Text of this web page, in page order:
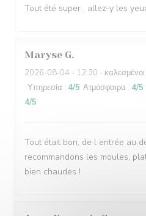
Tout été super , allez-y les
Maryse G
2026-08-04 - 12:30 -
Υπηρεσία : 4/5 Ατμόσφαιρα : 4/5
4/5
Tout était bon, de l entrée au
recommandons les moules,
bien chaudes !